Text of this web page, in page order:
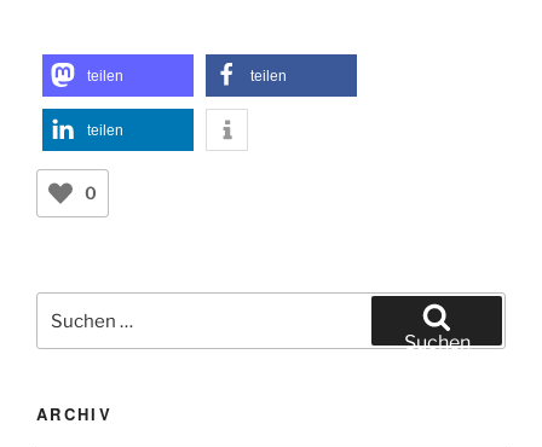
teilen teilen
teilen
0
nach:
Suchen
ARCHIV